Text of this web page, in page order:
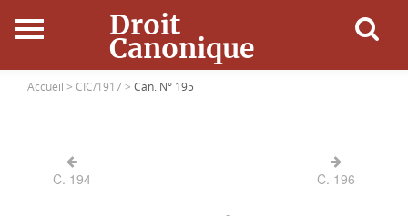
Droit
Canonique
Accueil
Ressources
Accueil > CIC/1917 > Can. N° 195
C. 194 C. 196